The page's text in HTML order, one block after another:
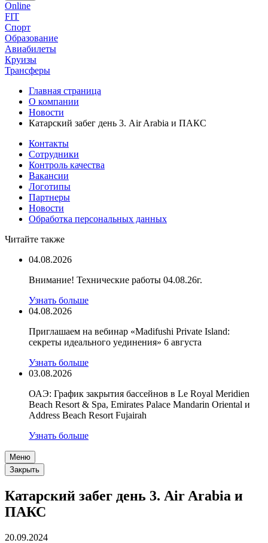
Online
FIT
Спорт
Образование
Авиабилеты
Круизы
Трансферы
Главная страница
О компании
Новости
Катарский забег день 3. Air Arabia и ПАКС
Контакты
Сотрудники
Контроль качества
Вакансии
Логотипы
Партнеры
Новости
Обработка персональных данных
Читайте также
04.08.2026
Внимание! Технические работы 04.08.26г.
Узнать больше
04.08.2026
Приглашаем на вебинар «Madifushi Private Island:
секреты идеального уединения» 6 августа
Узнать больше
03.08.2026
ОАЭ: График закрытия бассейнов в Le Royal Meridien
Beach Resort & Spa, Emirates Palace Mandarin Oriental и
Address Beach Resort Fujairah
Узнать больше
Меню
Закрыть
Катарский забег день 3. Air Arabia и
ПАКС
20.09.2024